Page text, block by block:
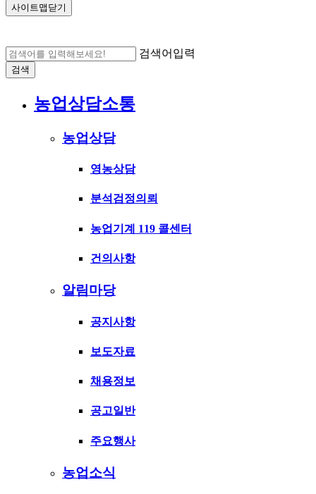
사이트맵닫기
검색어입력
검색
농업상담소통
농업상담
영농상담
분석검정의뢰
농업기계 119 콜센터
건의사항
알림마당
공지사항
보도자료
채용정보
공고일반
주요행사
농업소식